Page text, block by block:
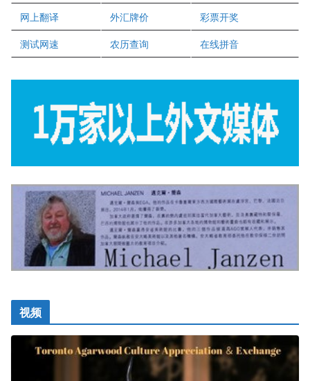
盛达资本
网上翻译 外汇牌价 彩票开奖
测试网速 农历查询 在线拼音
视频